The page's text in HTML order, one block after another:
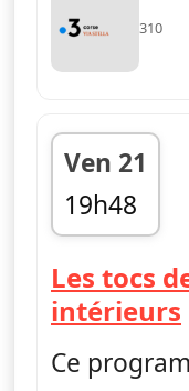
310
Ven 21
19h48
fin 19h51
Les tocs
intérieurs
Ce